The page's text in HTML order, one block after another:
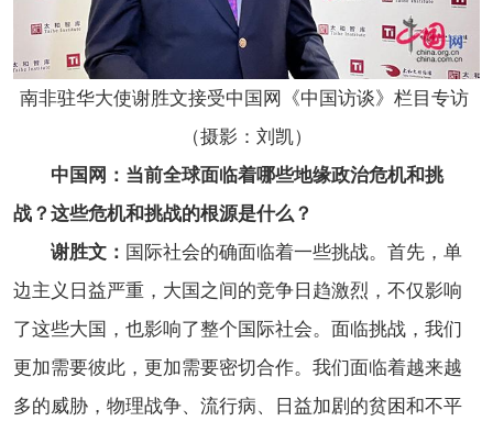
南非驻华大使谢胜文接受中国网《中国访谈》栏目专访
（摄影：刘凯）
中国网：当前全球面临着哪些地缘政治危机和挑
战？这些危机和挑战的根源是什么？
谢胜文： 国际社会的确面临着一些挑战。首先，单
边主义日益严重，大国之间的竞争日趋激烈，不仅影响
了这些大国，也影响了整个国际社会。面临挑战，我们
更加需要彼此，更加需要密切合作。我们面临着越来越
多的威胁，物理战争、流行病、日益加剧的贫困和不平